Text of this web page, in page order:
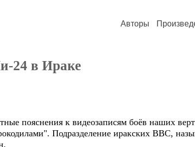
Авторы
24 в Ираке
пояснения к видеозаписям боёв наших
Подразделение иракских ВВС,